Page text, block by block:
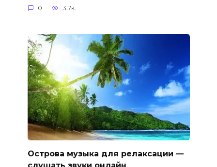
0 3.7к.
Острова музыка для релаксации —